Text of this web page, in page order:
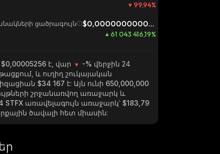
99,94%
ցածրագույն $0,0000000000861
61 043 416,19%
է, վար -% վերջին 24
և ուղիղ շուկայական
$34 167 է: Այն ունի 650,000,000
շրջանառվող առաջարկ և
STFX առավելագույն առաջարկ՝ $183,79
ծավալի հետ միասին: